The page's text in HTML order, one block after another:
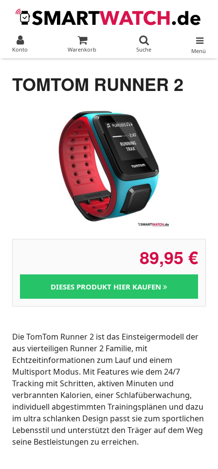
Konto Warenkorb Suche Menü
TOMTOM RUNNER 2
89,95 €
DIESES PRODUKT HIER KAUFEN
Die TomTom Runner 2 ist das Einsteigermodell der
aus vierteiligen Runner 2 Familie, mit
Echtzeitinformationen zum Lauf und einem
Multisport Modus. Mit Features wie dem 24/7
Tracking mit Schritten, aktiven Minuten und
verbrannten Kalorien, einer Schlafüberwachung,
individuell abgestimmten Trainingsplänen und dazu
im ultra schlanken Design passt sie zum sportlichen
Lebensstil und unterstützt den Träger auf dem Weg
seine Bestleistungen zu erreichen.